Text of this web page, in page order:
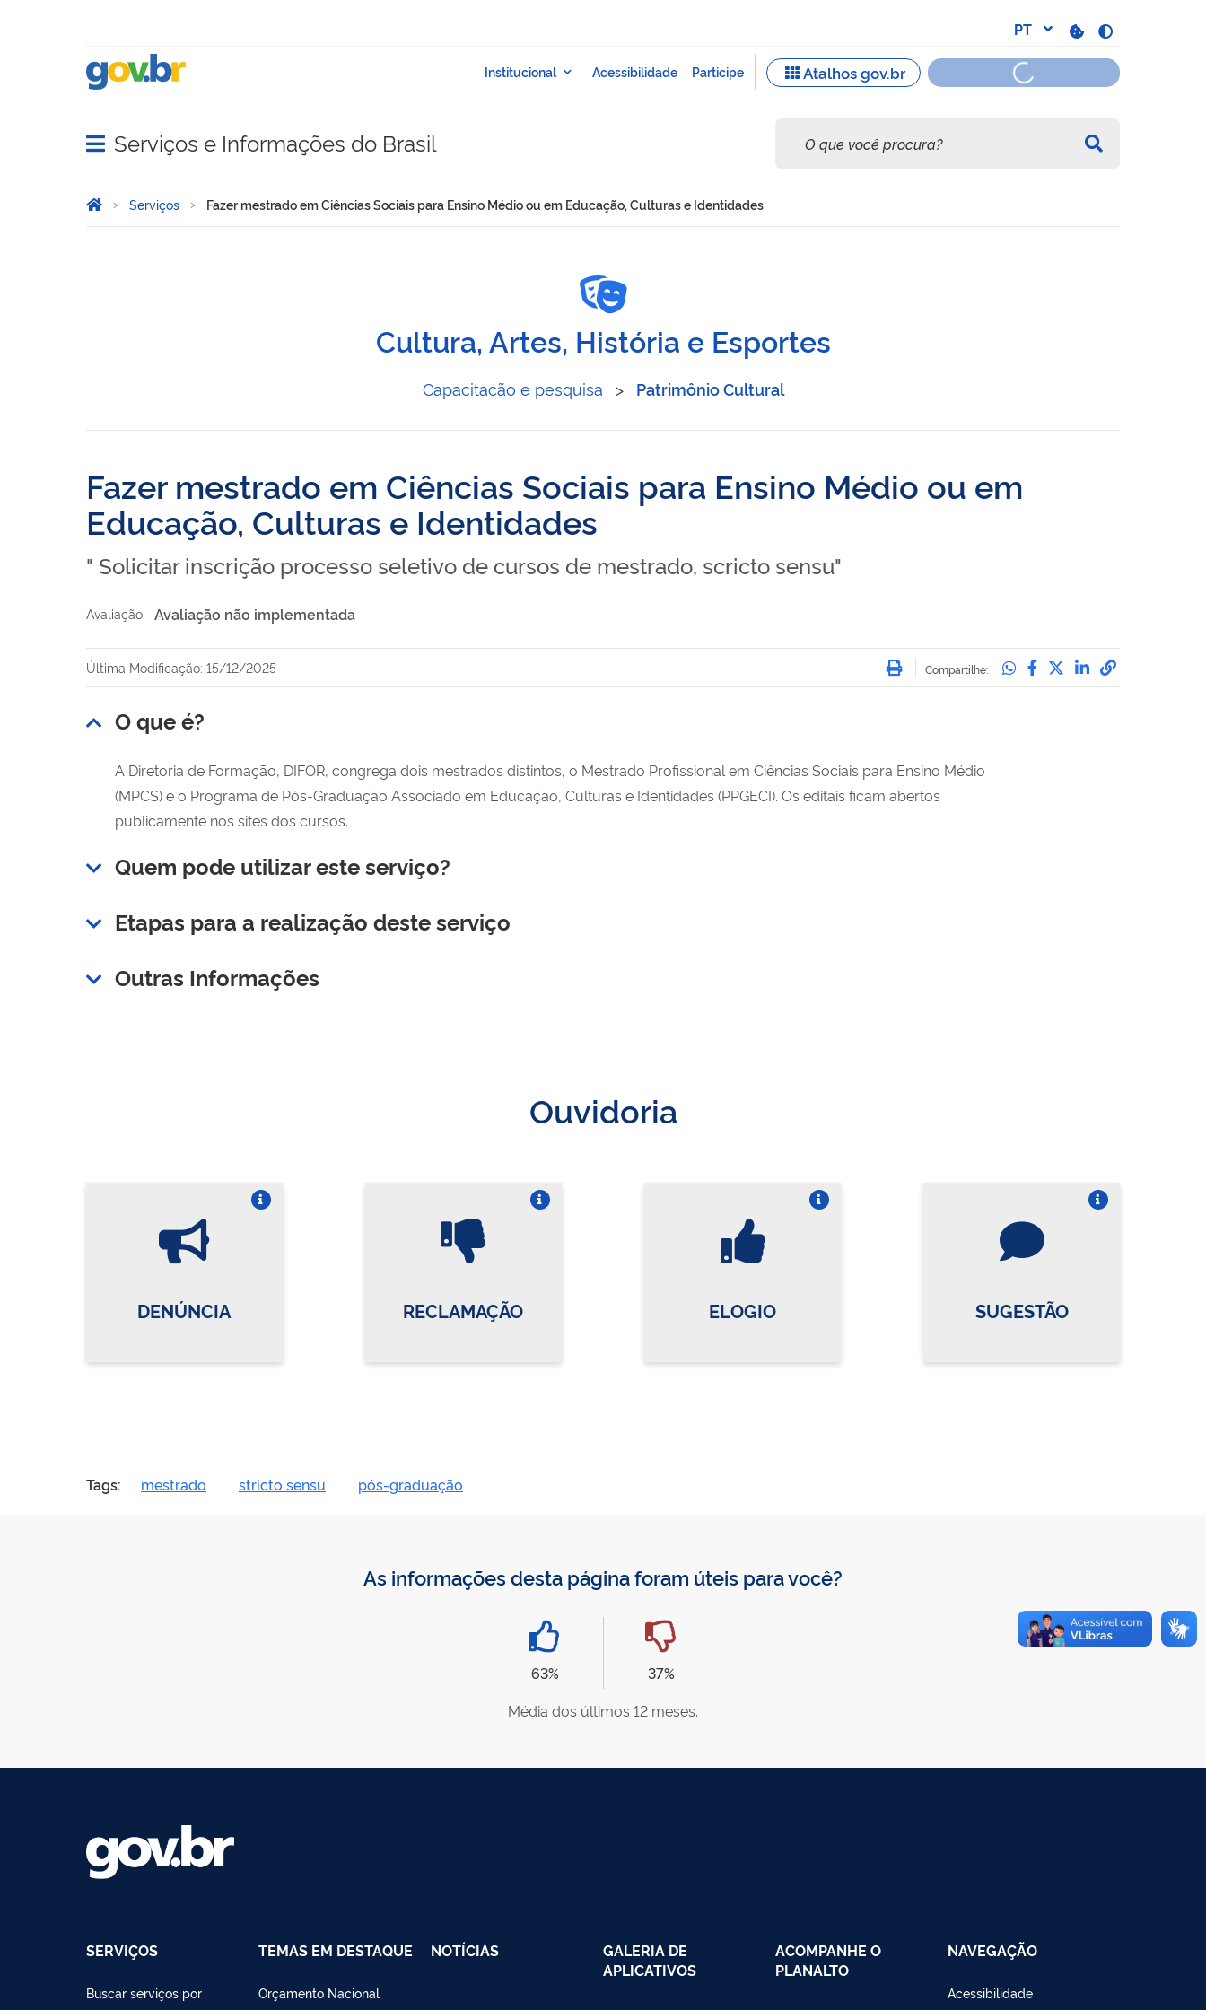
Abrir menu principal de navegação
Serviços e Informações do Brasil
Você está aqui:
Página Inicial
Serviços Fazer mestrado em Ciências Sociais para Ensino Médio ou em Educação, Culturas e Identidades
Cultura, Artes, História e Esportes
Capacitação e pesquisa > Patrimônio Cultural
Fazer mestrado em Ciências Sociais para Ensino Médio ou em
Educação, Culturas e Identidades
" Solicitar inscrição processo seletivo de cursos de mestrado, scricto sensu"
Avaliação: Avaliação não implementada
Imprimir
Compartilhe: Compartilhe no
Compartilhe no
Compartilhe no
Compartilhe
Última Modificação: 15/12/2025
O que é?
A Diretoria de Formação, DIFOR, congrega dois mestrados distintos, o Mestrado Profissional em Ciências Sociais para Ensino Médio
(MPCS) e o Programa de Pós-Graduação Associado em Educação, Culturas e Identidades (PPGECI). Os editais ficam abertos
publicamente nos sites dos cursos.
Quem pode utilizar este serviço?
Etapas para a realização deste serviço
Outras Informações
Ouvidoria
DENÚNCIA RECLAMAÇÃO ELOGIO SUGESTÃO
Tags: mestrado stricto sensu pós-graduação
As informações desta página foram úteis para você?
63%
37%
Média dos últimos 12 meses.
SERVIÇOS
Buscar serviços por
TEMAS EM DESTAQUE
Orçamento Nacional
NOTÍCIAS
GALERIA DE
APLICATIVOS
ACOMPANHE O
PLANALTO
NAVEGAÇÃO
Acessibilidade